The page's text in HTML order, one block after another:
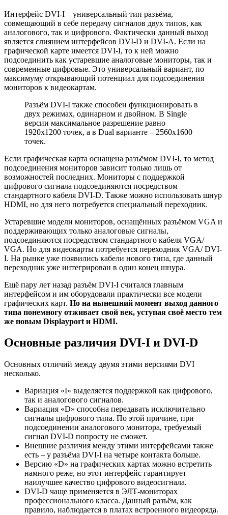
Интерфейс DVI-I – универсальный тип разъёма,
совмещающий в себе передачу сигналов двух типов, как
аналогового, так и цифрового. Фактически данный выход
является слиянием интерфейсов DVI-D и DVI-A. Если на
графической карте имеется DVI-I, то к ней можно
подсоединить как устаревшие аналоговые мониторы, так и
современные цифровые. Это универсальный вариант, по
максимуму открывающий потенциал для подсоединения
мониторов к видеокартам.
Разъём DVI-I также способен функционировать в
двух режимах, одинарном и двойном. В Single
версии максимальное разрешение равно
1920х1200 точек, а в Dual варианте – 2560х1600
точек.
Если графическая карта оснащена разъёмом DVI-I, то метод
подсоединения мониторов зависит только лишь от
возможностей последних. Мониторы с поддержкой
цифрового сигнала подсоединяются посредством
стандартного кабеля DVI-D. Также можно использовать шнур
HDMI, но для него потребуется специальный переходник.
Устаревшие модели мониторов, оснащённых разъёмом VGA и
поддерживающих только аналоговые сигналы,
подсоединяются посредством стандартного кабеля VGA/
VGA. Но для видеокарты потребуется переходник VGA/ DVI-
I. На рынке уже появились кабели нового типа, где данный
переходник уже интегрирован в один конец шнура.
Ещё пару лет назад разъём DVI-I считался главным
интерфейсом и им оборудовали практически все модели
графических карт. Но на нынешний момент выход данного
типа понемногу отживает свой век, уступая своё место тем
же новым Displayport и HDMI.
Основные различия DVI-I и DVI-D
Основных отличий между двумя этими версиями DVI
несколько.
Вариация «I» выделяется поддержкой как цифрового,
так и аналогового сигналов.
Вариация «D» способна передавать исключительно
сигналы цифрового типа. По этой причине, при
подсоединении аналогового монитора, требуемый
сигнал DVI-D попросту не сможет.
Внешние различия между этими интерфейсами также
есть – у разъёма DVI-I на четыре контакта больше.
Версию «D» на графических картах можно встретить
намного реже, но этот интерфейс гарантирует
наилучшее качество цифрового видеосигнала.
DVI-D чаще применяется в ЭЛТ-мониторах
профессионального класса. Данный разъём, как
правило, наблюдается в платах встроенного видеоряда.